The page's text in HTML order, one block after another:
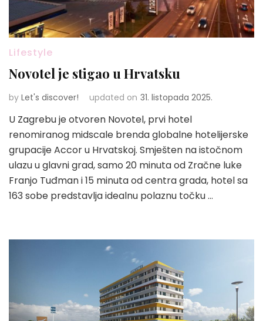
Lifestyle
Novotel je stigao u Hrvatsku
by Let's discover! updated on 31. listopada 2025.
U Zagrebu je otvoren Novotel, prvi hotel
renomiranog midscale brenda globalne hotelijerske
grupacije Accor u Hrvatskoj. Smješten na istočnom
ulazu u glavni grad, samo 20 minuta od Zračne luke
Franjo Tuđman i 15 minuta od centra grada, hotel sa
163 sobe predstavlja idealnu polaznu točku …